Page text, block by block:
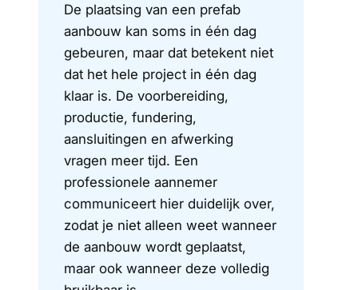
De plaatsing van een prefab
aanbouw kan soms in één dag
gebeuren, maar dat betekent niet
dat het hele project in één dag
klaar is. De voorbereiding,
productie, fundering,
aansluitingen en afwerking
vragen meer tijd. Een
professionele aannemer
communiceert hier duidelijk over,
zodat je niet alleen weet wanneer
de aanbouw wordt geplaatst,
maar ook wanneer deze volledig